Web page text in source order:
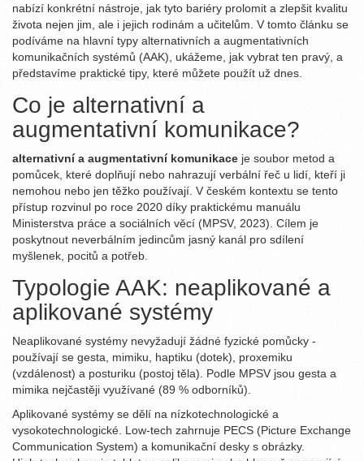
nabízí konkrétní nástroje, jak tyto bariéry prolomit a zlepšit kvalitu
života nejen jim, ale i jejich rodinám a učitelům. V tomto článku se
podíváme na hlavní typy alternativních a augmentativních
komunikačních systémů (AAK), ukážeme, jak vybrat ten pravý, a
představíme praktické tipy, které můžete použít už dnes.
Co je alternativní a
augmentativní komunikace?
alternativní a augmentativní komunikace je soubor metod a
pomůcek, které doplňují nebo nahrazují verbální řeč u lidí, kteří ji
nemohou nebo jen těžko používají . V českém kontextu se tento
přístup rozvinul po roce 2020 díky praktickému manuálu
Ministerstva práce a sociálních věcí (MPSV, 2023). Cílem je
poskytnout neverbálním jedincům jasný kanál pro sdílení
myšlenek, pocitů a potřeb.
Typologie AAK: neaplikované a
aplikované systémy
Neaplikované systémy nevyžadují žádné fyzické pomůcky -
používají se gesta, mimiku, haptiku (dotek), proxemiku
(vzdálenost) a posturiku (postoj těla). Podle MPSV jsou gesta a
mimika nejčastěji využívané (89 % odborníků).
Aplikované systémy se dělí na nízkotechnologické a
vysokotechnologické. Low‑tech zahrnuje PECS (Picture Exchange
Communication System) a komunikační desky s obrázky.